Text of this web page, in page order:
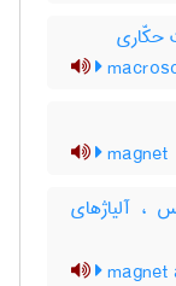
حکّاری
magnet
، آلیاژهای
magnet